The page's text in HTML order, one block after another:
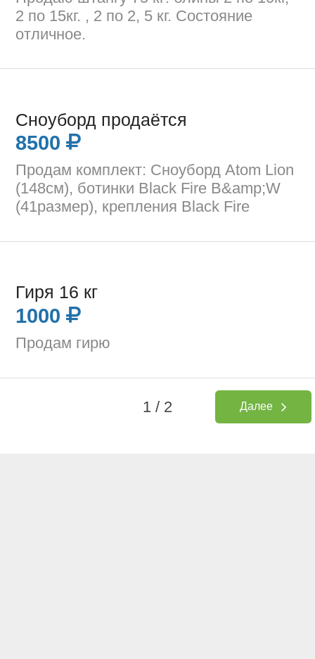
2 по 15кг. , 2 по 2, 5 кг. Состояние
отличное.
Сноуборд продаётся
8500
Продам комплект: Сноуборд Atom Lion
(148см), ботинки Black Fire B&amp;W
(41размер), крепления Black Fire
Гиря 16 кг
1000
Продам гирю
1 / 2 Далее